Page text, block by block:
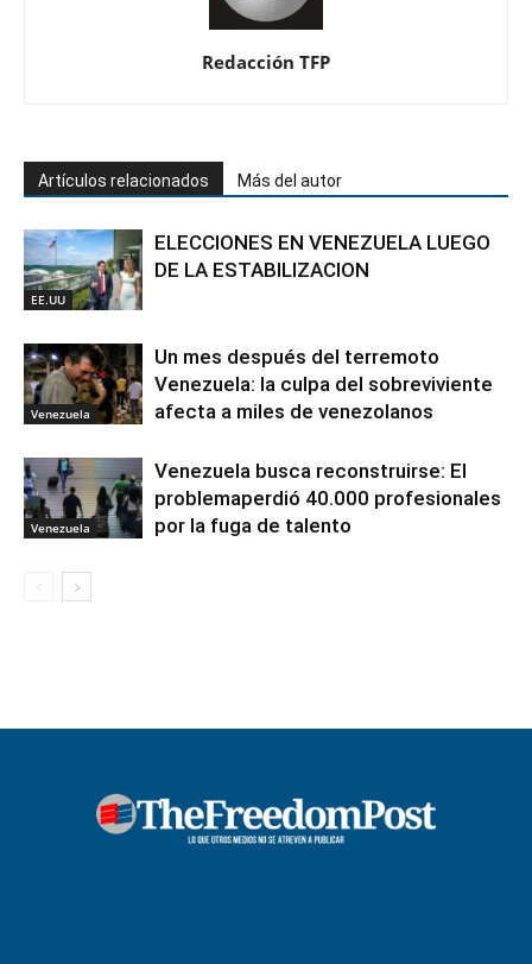
Redacción TFP
Artículos relacionados Más del autor
EE.UU
ELECCIONES EN VENEZUELA LUEGO
DE LA ESTABILIZACION
Venezuela
Un mes después del terremoto
Venezuela: la culpa del sobreviviente
afecta a miles de venezolanos
Venezuela
Venezuela busca reconstruirse: El
problemaperdió 40.000 profesionales
por la fuga de talento